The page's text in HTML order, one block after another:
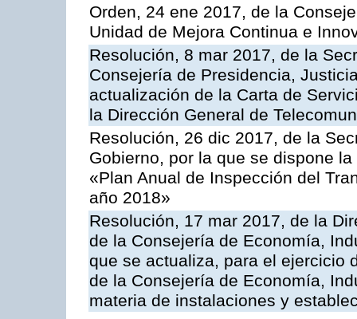
Orden, 24 ene 2017, de la
Unidad de Mejora Continua e
Resolución, 8 mar 2017, de la
Consejería de Presidencia,
actualización de la Carta de
la Dirección General de
Resolución, 26 dic 2017, de la
Gobierno, por la que se dispone
«Plan Anual de Inspección del
año 2018»
Resolución, 17 mar 2017, de la
de la Consejería de Economía,
que se actualiza, para el ejercicio
de la Consejería de Economía,
materia de instalaciones y